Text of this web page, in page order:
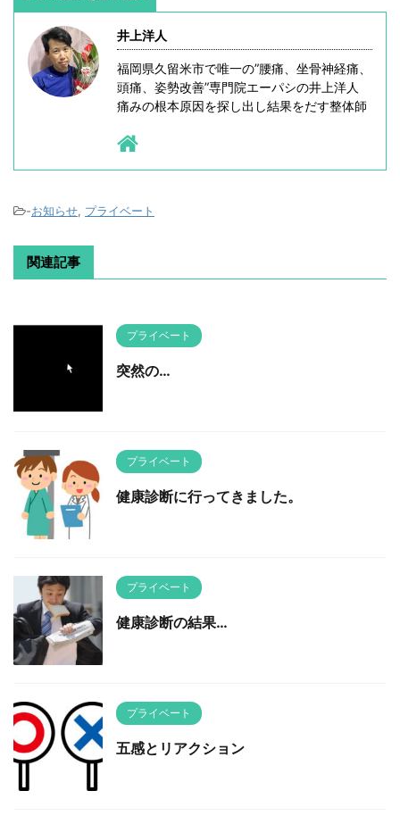
井上洋人
福岡県久留米市で唯一の”腰痛、坐骨神経痛、
頭痛、姿勢改善”専門院エーパシの井上洋人
痛みの根本原因を探し出し結果をだす整体師
-お知らせ, プライベート
関連記事
プライベート
突然の…
プライベート
健康診断に行ってきました。
プライベート
健康診断の結果…
プライベート
五感とリアクション